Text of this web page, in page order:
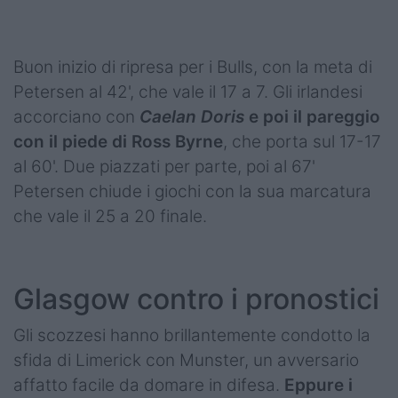
Buon inizio di ripresa per i Bulls, con la meta di
Petersen al 42', che vale il 17 a 7. Gli irlandesi
accorciano con Caelan Doris e poi il pareggio
con il piede di Ross Byrne, che porta sul 17-17
al 60'. Due piazzati per parte, poi al 67'
Petersen chiude i giochi con la sua marcatura
che vale il 25 a 20 finale.
Glasgow contro i pronostici
Gli scozzesi hanno brillantemente condotto la
sfida di Limerick con Munster, un avversario
affatto facile da domare in difesa. Eppure i